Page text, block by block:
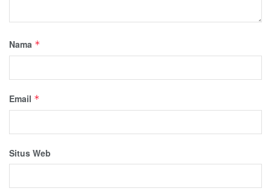
Nama *
Email *
Situs Web